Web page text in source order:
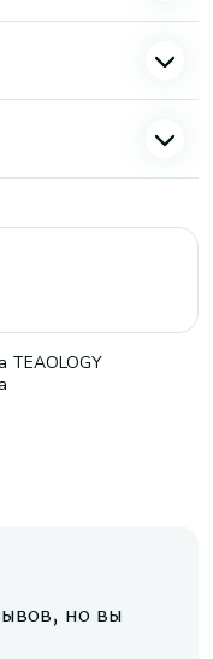
TEAOLOGY
но вы